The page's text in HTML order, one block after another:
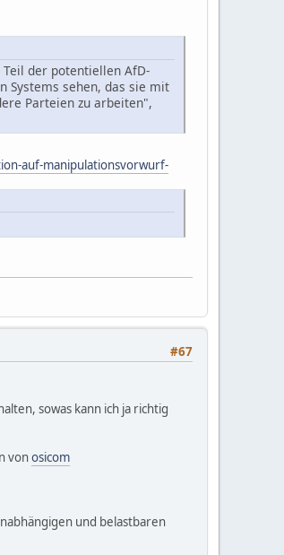
der potentiellen AfD-
Systems sehen, das sie mit
Parteien zu arbeiten",
auf-manipulationsvorwurf-
#67
sowas kann ich ja richtig
vonosicom
und belastbaren